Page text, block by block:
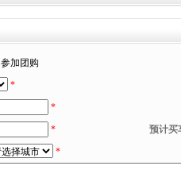
参加团购
*
*
*
预计买
*